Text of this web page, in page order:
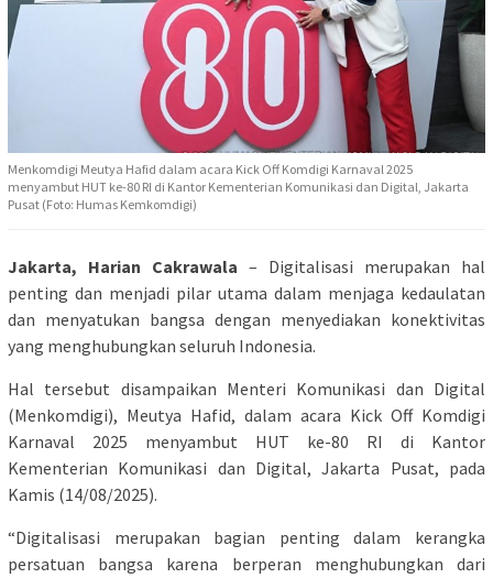
Menkomdigi Meutya Hafid dalam acara Kick Off Komdigi Karnaval 2025
menyambut HUT ke-80 RI di Kantor Kementerian Komunikasi dan Digital, Jakarta
Pusat (Foto: Humas Kemkomdigi)
Jakarta, Harian Cakrawala – Digitalisasi merupakan hal
penting dan menjadi pilar utama dalam menjaga kedaulatan
dan menyatukan bangsa dengan menyediakan konektivitas
yang menghubungkan seluruh Indonesia.
Hal tersebut disampaikan Menteri Komunikasi dan Digital
(Menkomdigi), Meutya Hafid, dalam acara Kick Off Komdigi
Karnaval 2025 menyambut HUT ke-80 RI di Kantor
Kementerian Komunikasi dan Digital, Jakarta Pusat, pada
Kamis (14/08/2025).
“Digitalisasi merupakan bagian penting dalam kerangka
persatuan bangsa karena berperan menghubungkan dari